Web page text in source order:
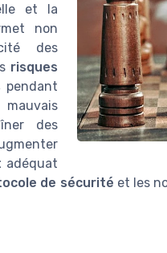
et la
non
des
risques
pendant
des
adéquat
de sécurité et les